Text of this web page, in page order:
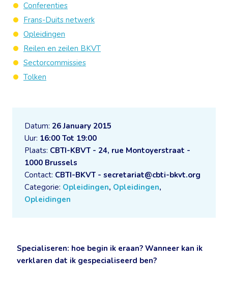
Datum: 26 January 2015
Uur: 16:00 Tot 19:00
Plaats: CBTI-KBVT - 24, rue Montoyerstraat -
1000 Brussels
Contact: CBTI-BKVT - secretariat@cbti-bkvt.org
Categorie: Opleidingen, Opleidingen,
Opleidingen
Specialiseren: hoe begin ik eraan? Wanneer kan ik
verklaren dat ik gespecialiseerd ben?
Conferenties
Frans-Duits netwerk
Opleidingen
Reilen en zeilen BKVT
Sectorcommissies
Tolken